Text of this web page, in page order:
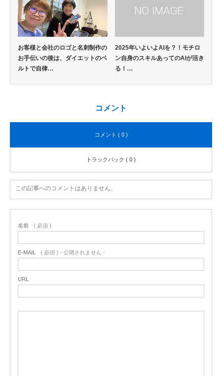
お客様と会社のロゴと名刺制作の
お手伝いの後は、ダイエットのベ
ルトで自律…
2025年いよいよAIを？！モチロ
ン自身のスキルあってのAIが活き
る！…
コメント
コメント ( 0 )
トラックバック ( 0 )
この記事へのコメントはありません。
名前 ( 必須 )
E-MAIL ( 必須 ) - 公開されません -
URL